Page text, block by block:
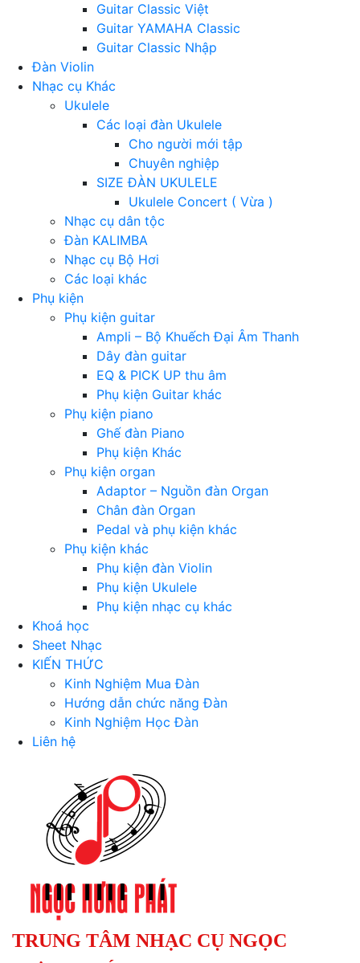
Guitar Classic Việt
Guitar YAMAHA Classic
Guitar Classic Nhập
Đàn Violin
Nhạc cụ Khác
Ukulele
Các loại đàn Ukulele
Cho người mới tập
Chuyên nghiệp
SIZE ĐÀN UKULELE
Ukulele Concert ( Vừa )
Nhạc cụ dân tộc
Đàn KALIMBA
Nhạc cụ Bộ Hơi
Các loại khác
Phụ kiện
Phụ kiện guitar
Ampli – Bộ Khuếch Đại Âm Thanh
Dây đàn guitar
EQ & PICK UP thu âm
Phụ kiện Guitar khác
Phụ kiện piano
Ghế đàn Piano
Phụ kiện Khác
Phụ kiện organ
Adaptor – Nguồn đàn Organ
Chân đàn Organ
Pedal và phụ kiện khác
Phụ kiện khác
Phụ kiện đàn Violin
Phụ kiện Ukulele
Phụ kiện nhạc cụ khác
Khoá học
Sheet Nhạc
KIẾN THỨC
Kinh Nghiệm Mua Đàn
Hướng dẫn chức năng Đàn
Kinh Nghiệm Học Đàn
Liên hệ
TRUNG TÂM NHẠC CỤ NGỌC